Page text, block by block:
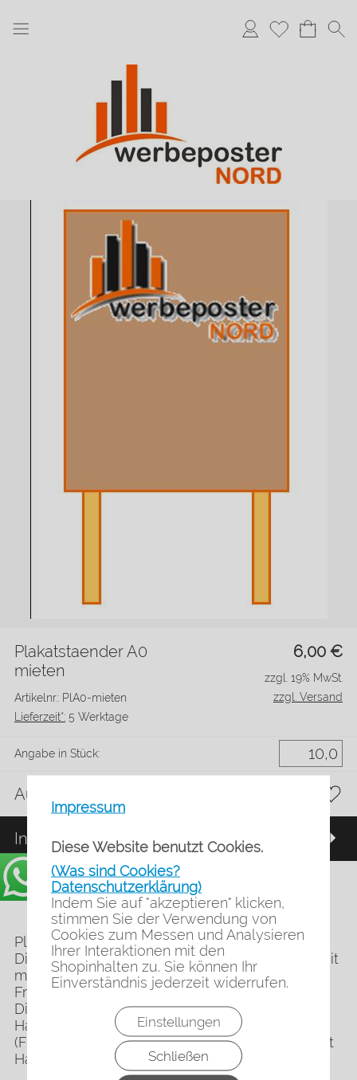
Impressum
Diese Website benutzt Cookies.
(Was sind Cookies?
Datenschutzerklärung)
Indem Sie auf "akzeptieren" klicken,
stimmen Sie der Verwendung von
Cookies zum Messen und Analysieren
Ihrer Interaktionen mit den
Shopinhalten zu. Sie können Ihr
Einverständnis jederzeit widerrufen.
Einstellungen
Schließen
Anmelden
Merkliste
6,00 €
Plakatstaender A0
mieten
Artikelnr.: PlA0-mieten
Lieferzeit*: 5 Werktage
zzgl. 19% MwSt.
zzgl. Versand
Angabe in Stück:
Auf die Merkliste
In den Warenkorb
Mindestbestellmenge: 10 Stück
Plakatständer A0 Mieten
Die Mietzeit beträgt 14 Wochen, längere Mietzeit
möglich.
Fragen Sie bitte per Mail nach.
Die Plakatständer A0 bestehen aus einer
Hartfaserplatte für DIN A0, zwei Fußlatten
(Fußlänge 1,50 m) verschraubt, und verstärkt mit
Hartfaserdreiecke und zwei Querlatten.